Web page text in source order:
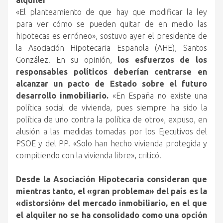
«El planteamiento de que hay que modificar la ley
para ver cómo se pueden quitar de en medio las
hipotecas es erróneo», sostuvo ayer el presidente de
la Asociación Hipotecaria Española (AHE), Santos
González. En su opinión, los esfuerzos de los
responsables políticos deberían centrarse en
alcanzar un pacto de Estado sobre el futuro
desarrollo inmobiliario. «En España no existe una
política social de vivienda, pues siempre ha sido la
política de uno contra la política de otro», expuso, en
alusión a las medidas tomadas por los Ejecutivos del
PSOE y del PP. «Solo han hecho vivienda protegida y
compitiendo con la vivienda libre», criticó.
Desde la Asociación Hipotecaria consideran que
mientras tanto, el «gran problema» del país es la
«distorsión» del mercado inmobiliario, en el que
el alquiler no se ha consolidado como una opción